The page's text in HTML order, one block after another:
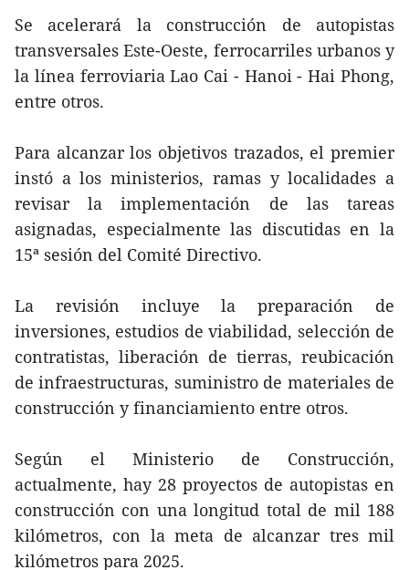
Se acelerará la construcción de autopistas
transversales Este-Oeste, ferrocarriles urbanos y
la línea ferroviaria Lao Cai - Hanoi - Hai Phong,
entre otros.
Para alcanzar los objetivos trazados, el premier
instó a los ministerios, ramas y localidades a
revisar la implementación de las tareas
asignadas, especialmente las discutidas en la
15ª sesión del Comité Directivo.
La revisión incluye la preparación de
inversiones, estudios de viabilidad, selección de
contratistas, liberación de tierras, reubicación
de infraestructuras, suministro de materiales de
construcción y financiamiento entre otros.
Según el Ministerio de Construcción,
actualmente, hay 28 proyectos de autopistas en
construcción con una longitud total de mil 188
kilómetros, con la meta de alcanzar tres mil
kilómetros para 2025.